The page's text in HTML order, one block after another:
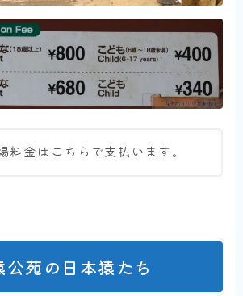
料金はこちらで支払います。
苑の日本猿たち